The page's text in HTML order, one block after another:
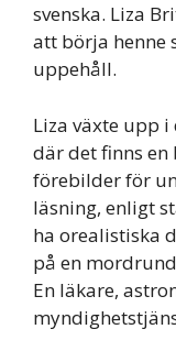
svenska. Liza
att börja
uppehåll.
Liza växte upp
där det finns
förebilder för
läsning, enligt
ha orealistiska
på en
En läkare,